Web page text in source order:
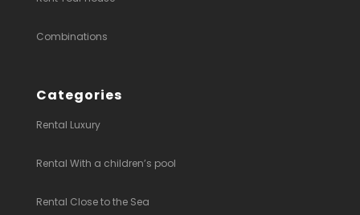
Combinations
Categories
Rental Luxury
Rental With a children’s pool
Rental Close to the Sea